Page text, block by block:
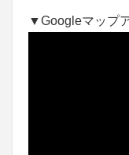
▼Googleマップ